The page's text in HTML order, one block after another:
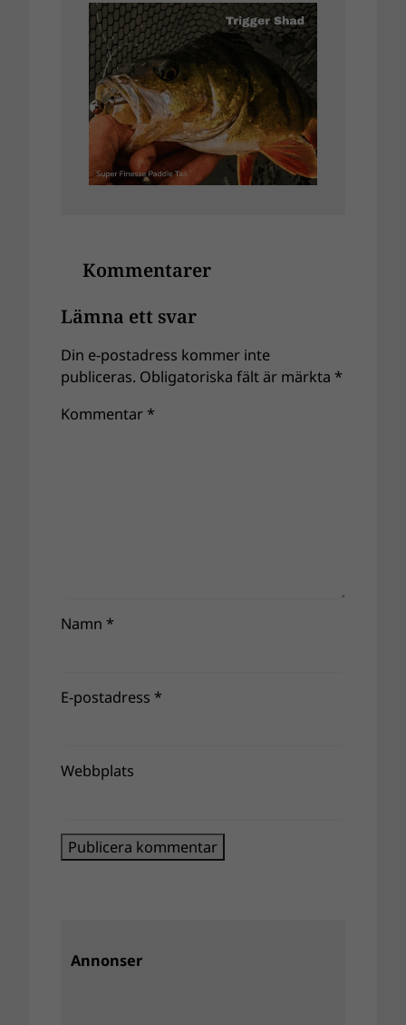
Kommentarer
Lämna ett svar
Din e-postadress kommer inte
publiceras. Obligatoriska fält är märkta *
Kommentar *
Namn *
E-postadress *
Webbplats
Annonser